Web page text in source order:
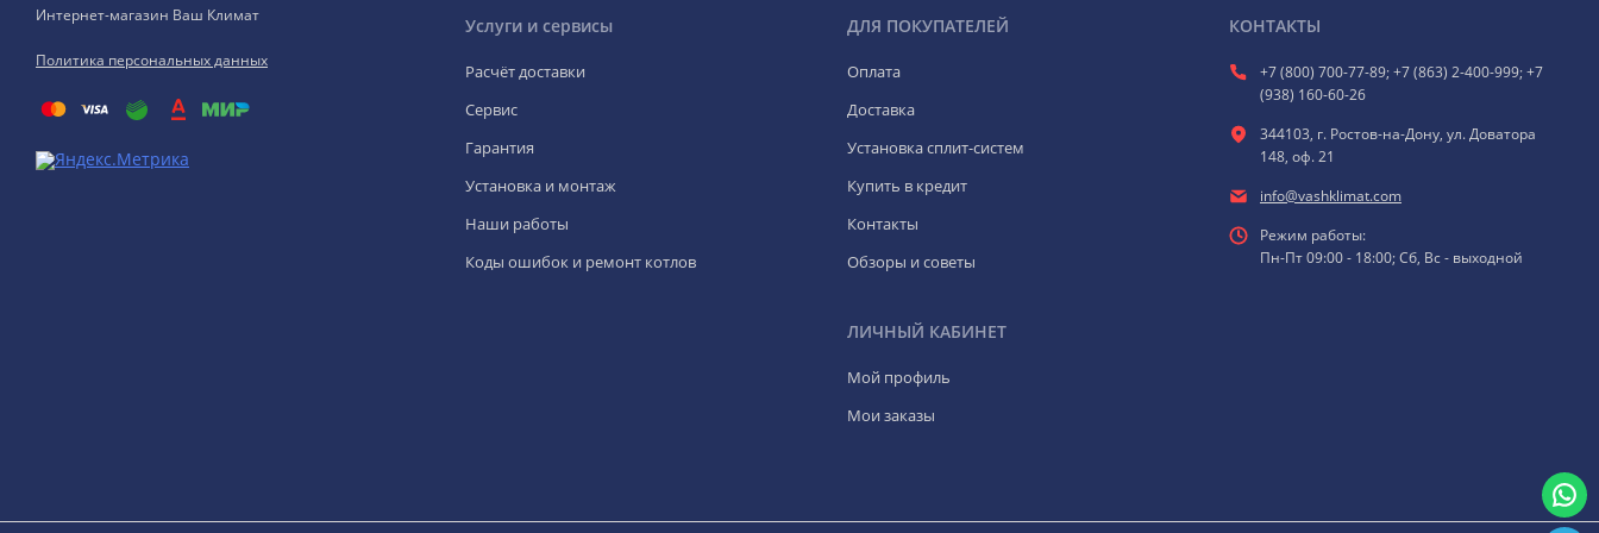
Интернет-магазин Ваш Климат
Политика персональных данных
Услуги и сервисы
Расчёт доставки
Сервис
Гарантия
Установка и монтаж
Наши работы
Коды ошибок и ремонт котлов
ДЛЯ ПОКУПАТЕЛЕЙ
Оплата
Доставка
Установка сплит-систем
Купить в кредит
Контакты
Обзоры и советы
ЛИЧНЫЙ КАБИНЕТ
Мой профиль
Мои заказы
КОНТАКТЫ
+7 (800) 700-77-89; +7 (863) 2-400-999; +7
(938) 160-60-26
344103, г. Ростов-на-Дону, ул. Доватора
148, оф. 21
info@vashklimat.com
Режим работы:
Пн-Пт 09:00 - 18:00; Сб, Вс - выходной